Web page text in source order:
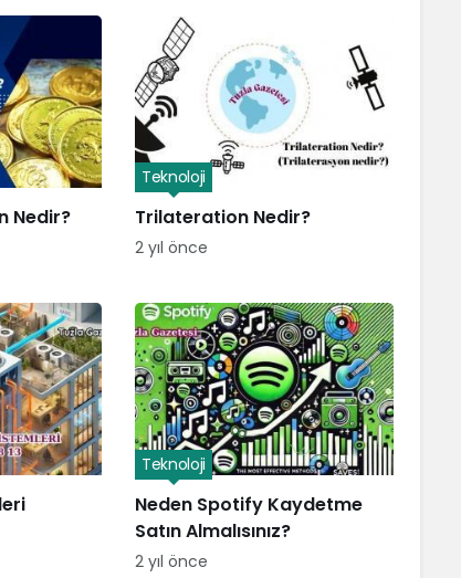
Nedir? Trilateration Nedir?
Teknoloji
2 yıl önce
Neden Spotify Kaydetme
Satın Almalısınız?
Teknoloji
2 yıl önce